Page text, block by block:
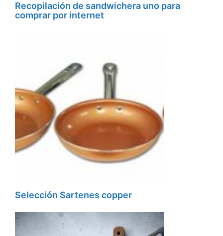
Recopilación de sandwichera uno para
comprar por internet
Selección Sartenes copper